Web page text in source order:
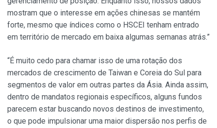
mostram que o interesse em ações chinesas se mantém
forte, mesmo que índices como o HSCEI tenham entrado
em território de mercado em baixa algumas semanas atrás.”
“É muito cedo para chamar isso de uma rotação dos
mercados de crescimento de Taiwan e Coreia do Sul para
segmentos de valor em outras partes da Ásia. Ainda assim,
dentro de mandatos regionais específicos, alguns fundos
parecem estar buscando novos destinos de investimento,
o que pode impulsionar uma maior dispersão nos perfis de